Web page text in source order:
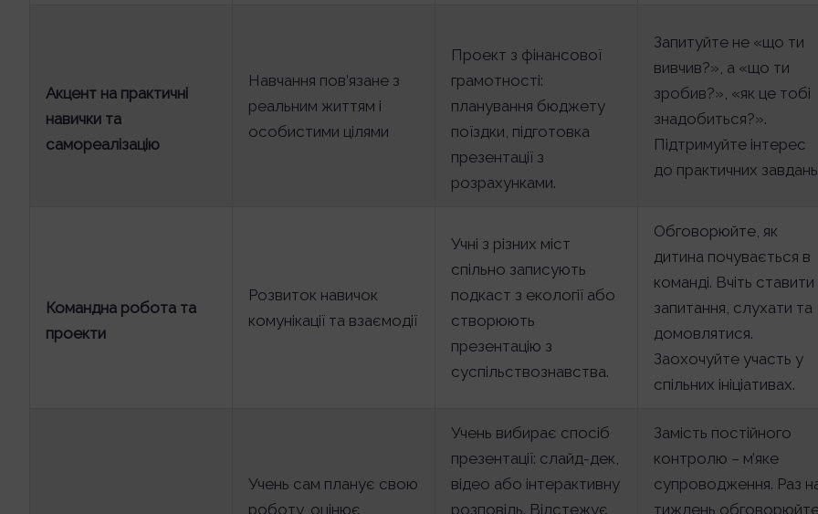
Акцент на практичні
навички та
самореалізацію
Навчання пов’язане з
реальним життям і
особистими цілями
Проект з фінансової
грамотності:
планування бюджету
поїздки, підготовка
презентації з
розрахунками.
Запитуйте не «що ти
вивчив?», а «що ти
зробив?», «як це тобі
знадобиться?».
Підтримуйте інтерес
до практичних
Командна робота та
проекти
Розвиток навичок
комунікації та взаємодії
Учні з різних міст
спільно записують
подкаст з екології або
створюють
презентацію з
суспільствознавства.
Обговорюйте, як
дитина почувається в
команді. Вчіть ставити
запитання, слухати та
домовлятися.
Заохочуйте участь у
спільних ініціативах.
Учень сам планує свою
роботу, оцінює
Учень вибирає спосіб
презентації: слайд-дек,
відео або інтерактивну
розповідь. Відстежує
Замість постійного
контролю – м’яке
супроводження. Раз
тиждень